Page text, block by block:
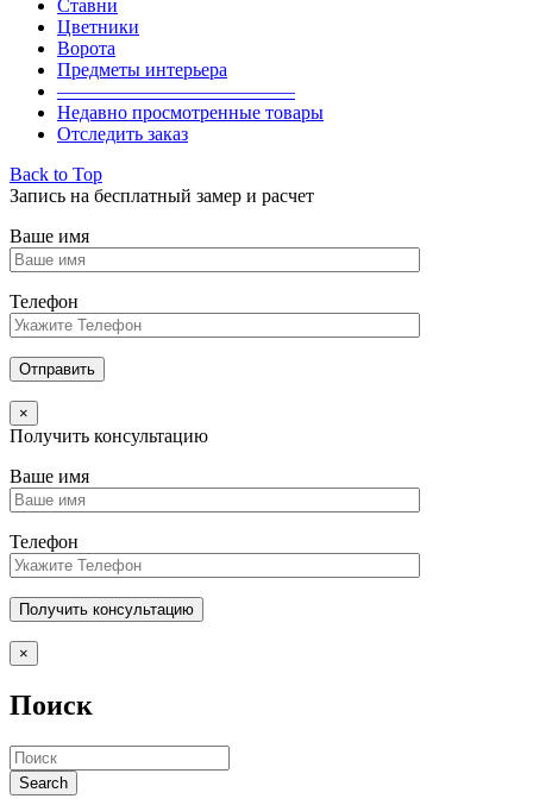
Ставни
Цветники
Ворота
Предметы интерьера
————————————–
Недавно просмотренные товары
Отследить заказ
Back to Top
Запись на бесплатный замер и расчет
Ваше имя
Телефон
×
Получить консультацию
Ваше имя
Телефон
×
Поиск